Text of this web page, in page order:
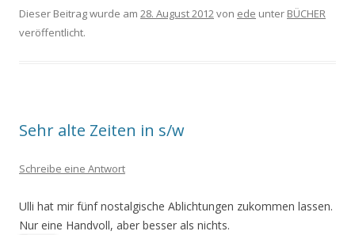
Dieser Beitrag wurde am 28. August 2012von ede unter BÜCHER
veröffentlicht.
Sehr alte Zeiten in s/w
Schreibe eine Antwort
Ulli hat mir fünf nostalgische Ablichtungen zukommen lassen.
Nur eine Handvoll, aber besser als nichts.